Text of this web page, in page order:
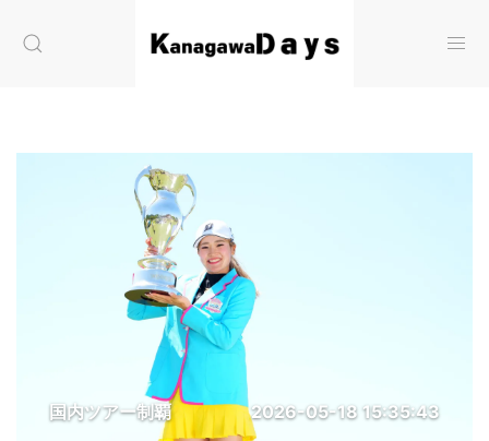
国内ツアー制覇 2026-05-18 15:35:43